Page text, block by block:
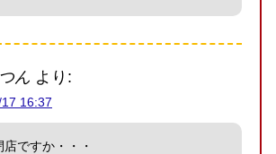
ん より:
16:37
ですか・・・